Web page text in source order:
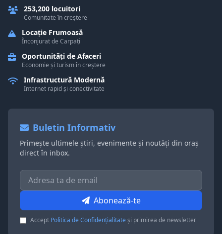
253,200 locuitori
Comunitate în creștere
Locație Frumoasă
Înconjurat de Carpați
Oportunități de Afaceri
Economie și turism în creștere
Infrastructură Modernă
Internet rapid și conectivitate
Buletin Informativ
Primește ultimele știri, evenimente și noutăți din oraș
direct în inbox.
Abonează-te
Accept Politica de Confidențialitateși primirea de newsletter